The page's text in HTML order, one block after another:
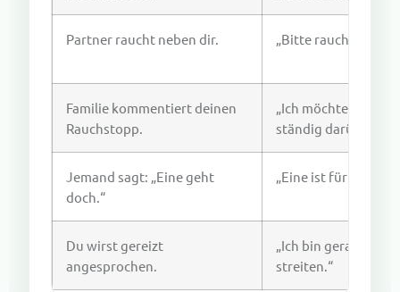
Partner raucht neben dir. „Bitte rauch
Familie kommentiert deinen
Rauchstopp.
„Ich möchte es
ständig darüber
Jemand sagt: „Eine geht
doch.“
„Eine ist für mich
Du wirst gereizt
angesprochen.
„Ich bin gerade im
streiten.“